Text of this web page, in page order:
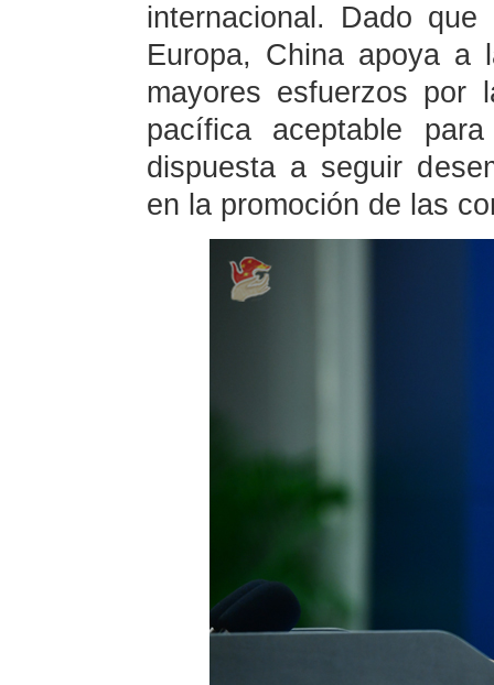
internacional. Dado
Europa, China apoya a
mayores esfuerzos por
pacífica aceptable
dispuesta a seguir
en la promoción de las